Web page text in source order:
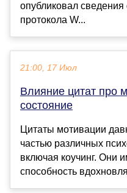
опубликовал
протокола W...
21:00, 17 Июл
Влияние цитат про
состояние
Цитаты мотивации
частью различных
включая коучинг. Они
способность